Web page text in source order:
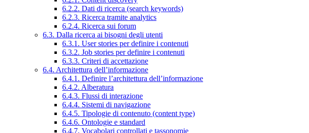
6.2.2. Dati di ricerca (search keywords)
6.2.3. Ricerca tramite analytics
6.2.4. Ricerca sui forum
6.3. Dalla ricerca ai bisogni degli utenti
6.3.1. User stories per definire i contenuti
6.3.2. Job stories per definire i contenuti
6.3.3. Criteri di accettazione
6.4. Architettura dell’informazione
6.4.1. Definire l’architettura dell’informazione
6.4.2. Alberatura
6.4.3. Flussi di interazione
6.4.4. Sistemi di navigazione
6.4.5. Tipologie di contenuto (content type)
6.4.6. Ontologie e standard
6.4.7. Vocabolari controllati e tassonomie